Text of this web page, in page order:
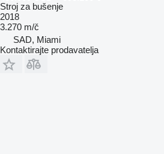
Stroj za bušenje
2018
3.270 m/č
SAD, Miami
Kontaktirajte prodavatelja